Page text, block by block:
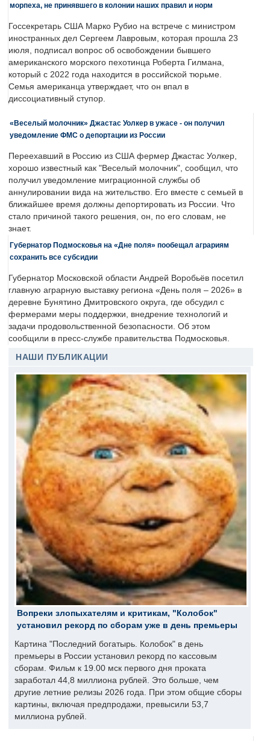
морпеха, не принявшего в колонии наших правил и норм
Госсекретарь США Марко Рубио на встрече с министром
иностранных дел Сергеем Лавровым, которая прошла 23
июля, подписал вопрос об освобождении бывшего
американского морского пехотинца Роберта Гилмана,
который с 2022 года находится в российской тюрьме.
Семья американца утверждает, что он впал в
диссоциативный ступор.
«Веселый молочник» Джастас Уолкер в ужасе - он получил
уведомление ФМС о депортации из России
Переехавший в Россию из США фермер Джастас Уолкер,
хорошо известный как "Веселый молочник", сообщил, что
получил уведомление миграционной службы об
аннулировании вида на жительство. Его вместе с семьей в
ближайшее время должны депортировать из России. Что
стало причиной такого решения, он, по его словам, не
знает.
Губернатор Подмосковья на «Дне поля» пообещал аграриям
сохранить все субсидии
Губернатор Московской области Андрей Воробьёв посетил
главную аграрную выставку региона «День поля – 2026» в
деревне Бунятино Дмитровского округа, где обсудил с
фермерами меры поддержки, внедрение технологий и
задачи продовольственной безопасности. Об этом
сообщили в пресс-службе правительства Подмосковья.
НАШИ ПУБЛИКАЦИИ
Вопреки злопыхателям и критикам, "Колобок"
установил рекорд по сборам уже в день премьеры
Картина "Последний богатырь. Колобок" в день
премьеры в России установил рекорд по кассовым
сборам. Фильм к 19.00 мск первого дня проката
заработал 44,8 миллиона рублей. Это больше, чем
другие летние релизы 2026 года. При этом общие сборы
картины, включая предпродажи, превысили 53,7
миллиона рублей.